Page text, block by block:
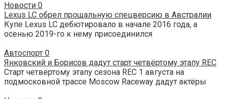
Новости 0
Lexus LC обрел прощальную спецверсию в Австралии
Купе Lexus LC дебютировало в начале 2016 года, а
осенью 2019-го к нему присоединился
Автоспорт 0
Янковский и Борисов дадут старт четвёртому этапу REC
Старт четвёртому этапу сезона REC 1 августа на
подмосковной трассе Moscow Raceway дадут актёры